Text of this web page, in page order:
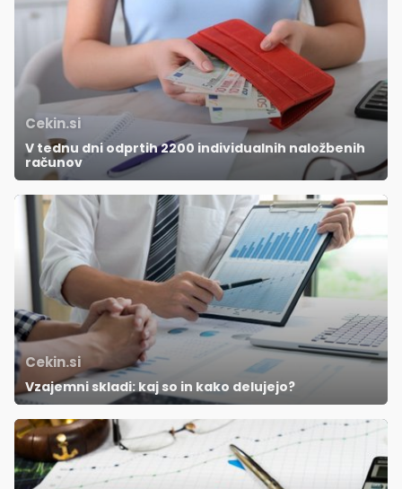
Cekin.si
V tednu dni odprtih 2200 individualnih naložbenih
računov
Cekin.si
Vzajemni skladi: kaj so in kako delujejo?